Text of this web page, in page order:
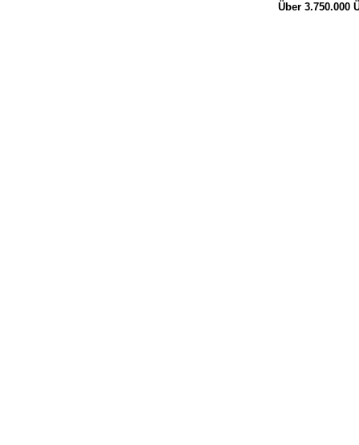
Über 3.750.000